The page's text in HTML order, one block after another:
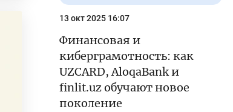
13 окт 2025 16:07
Финансовая и
киберграмотность: как
UZCARD, AloqaBank и
finlit.uz обучают новое
поколение